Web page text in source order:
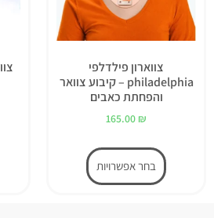
צווארון פילדלפי
philadelphia – קיבוע צוואר
והפחתת כאבים
165.00 ₪
בחר אפשרויות